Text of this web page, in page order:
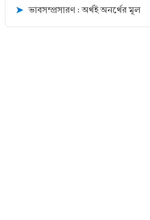
➤ ভাবসম্প্রসারণ : অর্থই অনর্থের মূল